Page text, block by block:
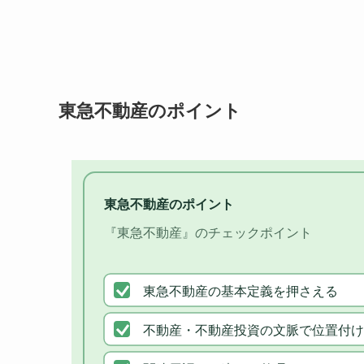
東急不動産のポイント
東急不動産のポイント
『東急不動産』のチェックポイント
東急不動産の基本定義を押さえる
不動産・不動産投資の文脈で位置付